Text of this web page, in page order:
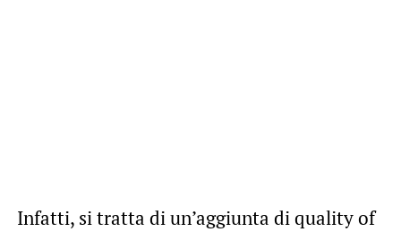
Infatti, si tratta di un’aggiunta di quality of